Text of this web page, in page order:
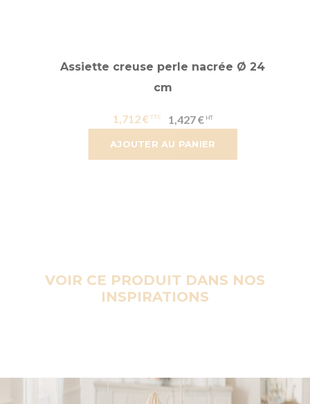
AJOUTER AU PANIER
Assiette creuse perle nacrée Ø 24
cm
1,712 € 1,427 €
VOIR CE PRODUIT DANS NOS
INSPIRATIONS